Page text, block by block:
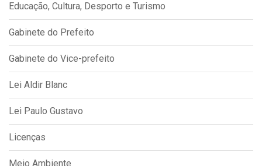
Educação, Cultura, Desporto e Turismo
Gabinete do Prefeito
Gabinete do Vice-prefeito
Lei Aldir Blanc
Lei Paulo Gustavo
Licenças
Meio Ambiente